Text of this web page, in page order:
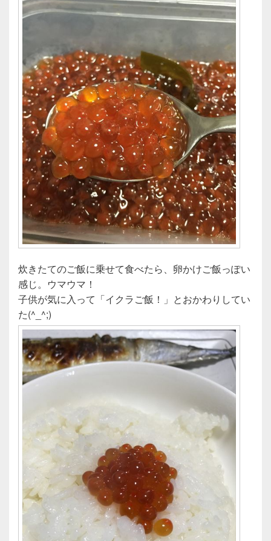
炊きたてのご飯に乗せて食べたら、卵かけご飯っぽい
感じ。ウマウマ！
子供が気に入って「イクラご飯！」とおかわりしてい
た(^_^;)